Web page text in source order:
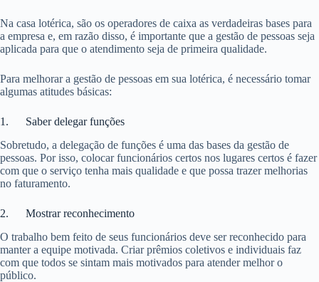
Na casa lotérica, são os operadores de caixa as verdadeiras bases para
a empresa e, em razão disso, é importante que a gestão de pessoas seja
aplicada para que o atendimento seja de primeira qualidade.
Para melhorar a gestão de pessoas em sua lotérica, é necessário tomar
algumas atitudes básicas:
1. Saber delegar funções
Sobretudo, a delegação de funções é uma das bases da gestão de
pessoas. Por isso, colocar funcionários certos nos lugares certos é fazer
com que o serviço tenha mais qualidade e que possa trazer melhorias
no faturamento.
2. Mostrar reconhecimento
O trabalho bem feito de seus funcionários deve ser reconhecido para
manter a equipe motivada. Criar prêmios coletivos e individuais faz
com que todos se sintam mais motivados para atender melhor o
público.